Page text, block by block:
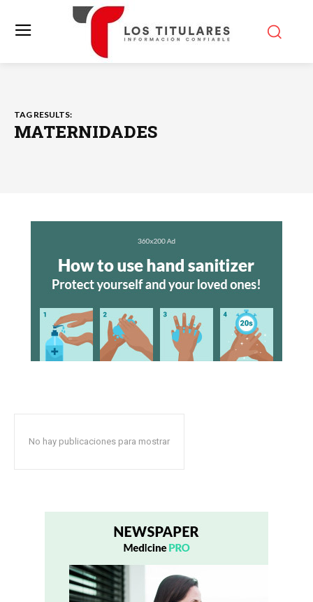
TAG RESULTS:
MATERNIDADES
No hay publicaciones para mostrar